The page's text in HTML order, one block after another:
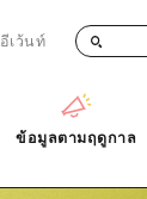
อีเว้นท์
ข้อมูลตามฤดูกาล